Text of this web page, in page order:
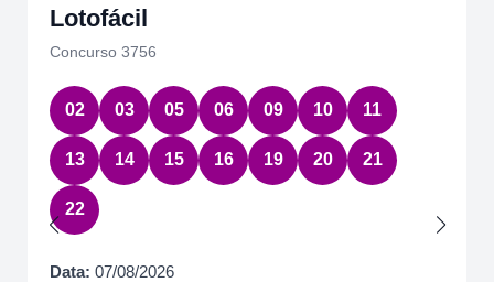
Lotofácil
Concurso 3756
02 03 05 06 09 10 11
13 14 15 16 19 20 21
22
Data: 07/08/2026